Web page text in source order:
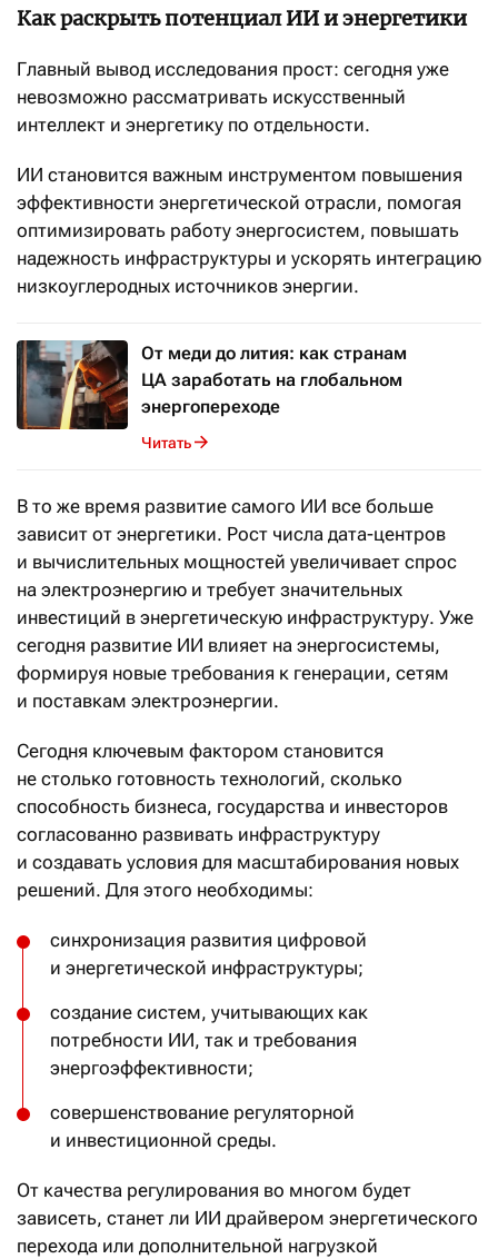
Как раскрыть потенциал ИИ и энергетики
Главный вывод исследования прост: сегодня уже
невозможно рассматривать искусственный
интеллект и энергетику по отдельности.
ИИ становится важным инструментом повышения
эффективности энергетической отрасли, помогая
оптимизировать работу энергосистем, повышать
надежность инфраструктуры и ускорять интеграцию
низкоуглеродных источников энергии.
От меди до лития: как странам
ЦА заработать на глобальном
энергопереходе
Читать
В то же время развитие самого ИИ все больше
зависит от энергетики. Рост числа дата-центров
и вычислительных мощностей увеличивает спрос
на электроэнергию и требует значительных
инвестиций в энергетическую инфраструктуру. Уже
сегодня развитие ИИ влияет на энергосистемы,
формируя новые требования к генерации, сетям
и поставкам электроэнергии.
Сегодня ключевым фактором становится
не столько готовность технологий, сколько
способность бизнеса, государства и инвесторов
согласованно развивать инфраструктуру
и создавать условия для масштабирования новых
решений. Для этого необходимы:
синхронизация развития цифровой
и энергетической инфраструктуры;
создание систем, учитывающих как
потребности ИИ, так и требования
энергоэффективности;
совершенствование регуляторной
и инвестиционной среды.
От качества регулирования во многом будет
зависеть, станет ли ИИ драйвером энергетического
перехода или дополнительной нагрузкой